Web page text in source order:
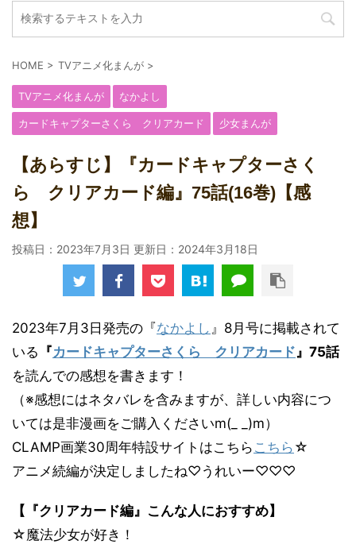
HOME > TVアニメ化まんが >
TVアニメ化まんが なかよし
カードキャプターさくら クリアカード 少女まんが
【あらすじ】『カードキャプターさく
ら クリアカード編』75話(16巻)【感
想】
投稿日：2023年7月3日 更新日： 2024年3月18日
2023年7月3日発売の『なかよし 』8月号に掲載されて
いる 『カードキャプターさくら クリアカード』75話
を読んでの感想を書きます！
（※感想にはネタバレを含みますが、詳しい内容につ
いては是非漫画をご購入くださいm(_ _)m）
CLAMP画業30周年特設サイトはこちら こちら ☆
アニメ続編が決定しましたね♡うれいー♡♡♡
【『クリアカード編』こんな人におすすめ】
☆魔法少女が好き！